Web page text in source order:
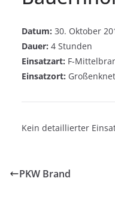
Datum: 30. Oktober
Dauer: 4 Stunden
Einsatzart: F-
Einsatzort:
Kein detaillierter
PKW Brand